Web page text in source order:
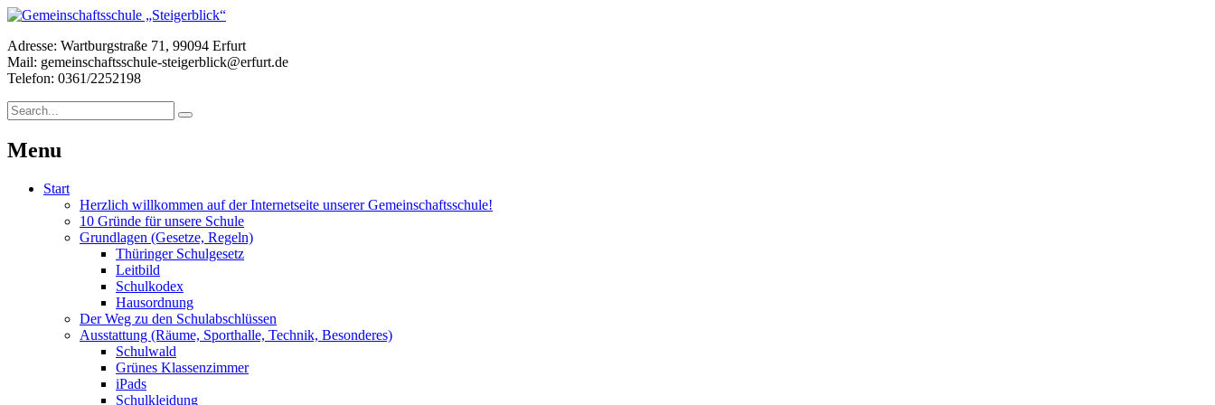
Adresse: Wartburgstraße 71, 99094 Erfurt
Mail: gemeinschaftsschule-steigerblick@erfurt.de
Telefon: 0361/2252198
Menu
Start
Herzlich willkommen auf der Internetseite unserer Gemeinschaftsschule!
10 Gründe für unsere Schule
Grundlagen (Gesetze, Regeln)
Thüringer Schulgesetz
Leitbild
Schulkodex
Hausordnung
Der Weg zu den Schulabschlüssen
Ausstattung (Räume, Sporthalle, Technik, Besonderes)
Schulwald
Grünes Klassenzimmer
iPads
Schulkleidung